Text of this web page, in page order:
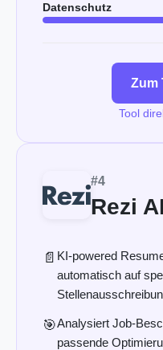
Datenschutz
Zum
Tool
#4
Rezi AI
📄 KI-powered
automatisch auf
🎯Analysiert Job-
passende